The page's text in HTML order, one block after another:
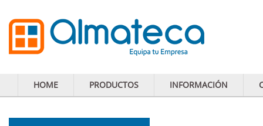
HOME PRODUCTOS INFORMACIÓN